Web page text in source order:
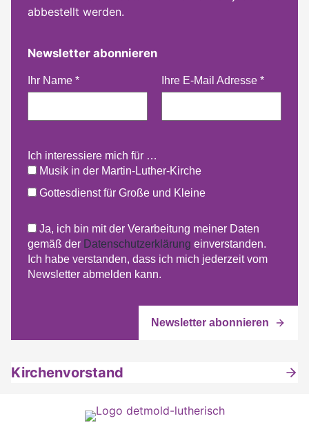
abbestellt werden.
Newsletter abonnieren
Ihr Name * Ihre E-Mail Adresse *
Ich interessiere mich für …
Musik in der Martin-Luther-Kirche
Gottesdienst für Große und Kleine
Ja, ich bin mit der Verarbeitung meiner Daten
gemäß der Datenschutzerklärung einverstanden.
Ich habe verstanden, dass ich mich jederzeit vom
Newsletter abmelden kann.
Kirchenvorstand